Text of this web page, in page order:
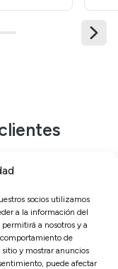
socios utilizamos
a la información del
a nosotros y a
comportamiento de
y mostrar anuncios
puede afectar